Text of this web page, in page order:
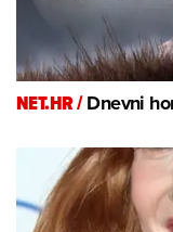
NET.HR /Dnevni